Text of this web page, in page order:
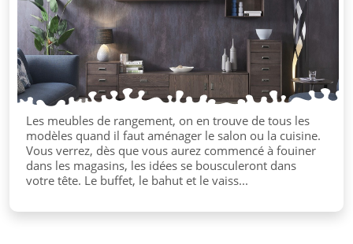
Les meubles de rangement, on en trouve de tous les
modèles quand il faut aménager le salon ou la cuisine.
Vous verrez, dès que vous aurez commencé à fouiner
dans les magasins, les idées se bousculeront dans
votre tête. Le buffet, le bahut et le vaiss...